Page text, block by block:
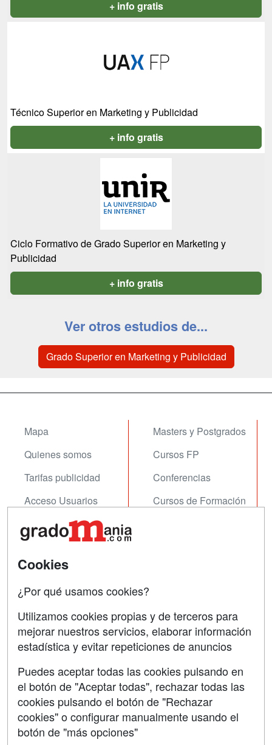
+ info gratis
Técnico Superior en Marketing y Publicidad
+ info gratis
Ciclo Formativo de Grado Superior en Marketing y
Publicidad
+ info gratis
Ver otros estudios de...
Grado Superior en Marketing y Publicidad
Mapa
Quienes somos
Tarifas publicidad
Acceso Usuarios
Acceso Centros
Masters y Postgrados
Cursos FP
Conferencias
Cursos de Formación
Contactar
Copyleft
Grupo formazion:
Cookies
¿Por qué usamos cookies?
Utilizamos cookies propias y de terceros para
mejorar nuestros servicios, elaborar información
estadística y evitar repeticiones de anuncios
Puedes aceptar todas las cookies pulsando en
el botón de "Aceptar todas", rechazar todas las
cookies pulsando el botón de "Rechazar
cookies" o configurar manualmente usando el
botón de "más opciones"